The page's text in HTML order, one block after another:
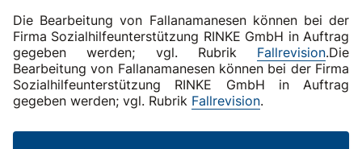
Die Bearbeitung von Fallanamanesen können bei der
Firma Sozialhilfeunterstützung RINKE GmbH in Auftrag
gegeben werden; vgl. Rubrik Fallrevision.Die
Bearbeitung von Fallanamanesen können bei der Firma
Sozialhilfeunterstützung RINKE GmbH in Auftrag
gegeben werden; vgl. Rubrik Fallrevision.